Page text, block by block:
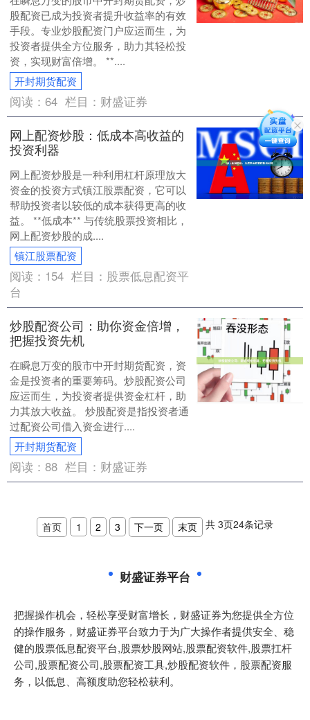
股配资已成为投资者提升收益率的有效
手段。专业炒股配资门户应运而生，为
投资者提供全方位服务，助力其轻松投
资，实现财富倍增。 **....
开封期货配资
阅读：64 栏目： 财盛证券
网上配资炒股：低成本高收益的
投资利器
网上配资炒股是一种利用杠杆原理放大
资金的投资方式镇江股票配资，它可以
帮助投资者以较低的成本获得更高的收
益。 **低成本** 与传统股票投资相比，
网上配资炒股的成....
镇江股票配资
阅读： 154 栏目： 股票低息配资平
台
炒股配资公司：助你资金倍增，
把握投资先机
在瞬息万变的股市中开封期货配资，资
金是投资者的重要筹码。炒股配资公司
应运而生，为投资者提供资金杠杆，助
力其放大收益。 炒股配资是指投资者通
过配资公司借入资金进行....
开封期货配资
阅读：88 栏目： 财盛证券
首页 1 2 3 下一页 末页 共 3页24条记录
财盛证券平台
把握操作机会，轻松享受财富增长，财盛证券为您提供全方位
的操作服务，财盛证券平台致力于为广大操作者提供安全、稳
健的股票低息配资平台,股票炒股网站,股票配资软件,股票扛杆
公司,股票配资公司,股票配资工具,炒股配资软件，股票配资服
务，以低息、高额度助您轻松获利。